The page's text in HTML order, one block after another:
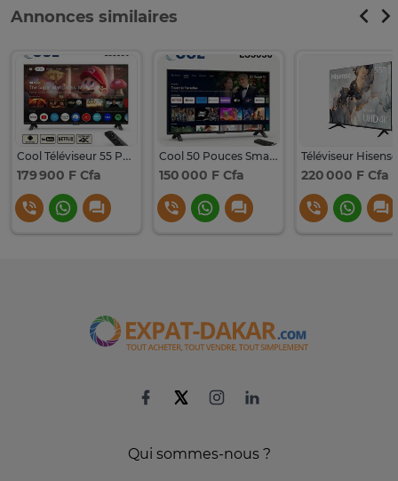
Annonces similaires
Cool Téléviseur 55 Pouces Smart Sans Bordure - UHD 4K -
179 900 F Cfa
Cool 50 Pouces Smart Sans Bordure - UHD 4K - LS5050
150 000 F Cfa 220 000 F Cfa
Qui sommes-nous ?